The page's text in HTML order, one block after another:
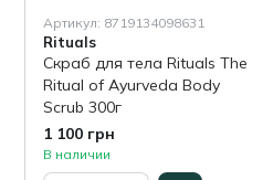
Артикул: 8719134098631
Rituals
Скраб для тела Rituals The
Ritual of Ayurveda Body
Scrub 300г
1 100 грн
В наличии